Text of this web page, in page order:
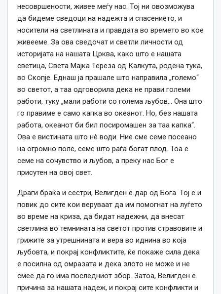
несовршености, живее меѓу нас. Тој ни овозможува
да бидеме сведоци на надежта и спасението, и
носители на светлината и правдата во времето во кое
живееме. За ова сведочат и светли личности од
историјата на нашата Црква, како што е нашата
светица, Света Мајка Тереза од Калкута, родена тука,
во Скопје. Еднаш ја прашале што направила „големо“
во светот, а таа одговорила дека не прави големи
работи, туку „мали работи со голема љубов… Она што
го правиме е само капка во океанот. Но, без нашата
работа, океанот би бил посиромашен за таа капка“.
Ова е вистината што нè води. Ние сме семе посеано
на огромно поле, семе што раѓа богат плод. Тоа е
семе на сочувство и љубов, а преку нас Бог е
присутен на овој свет.
Драги браќа и сестри, Велигден е дар од Бога. Тој е и
повик до сите кои веруваат да им помогнат на луѓето
во време на криза, да бидат надежни, да внесат
светлина во темнината на светот против стравовите и
грижите за утрешнината и вера во иднина во која
љубовта, и покрај конфликтите, ќе покаже сила дека
е посилна од омразата и дека злото не може и не
смее да го има последниот збор. Затоа, Велигден е
причина за нашата надеж, и покрај сите конфликти и